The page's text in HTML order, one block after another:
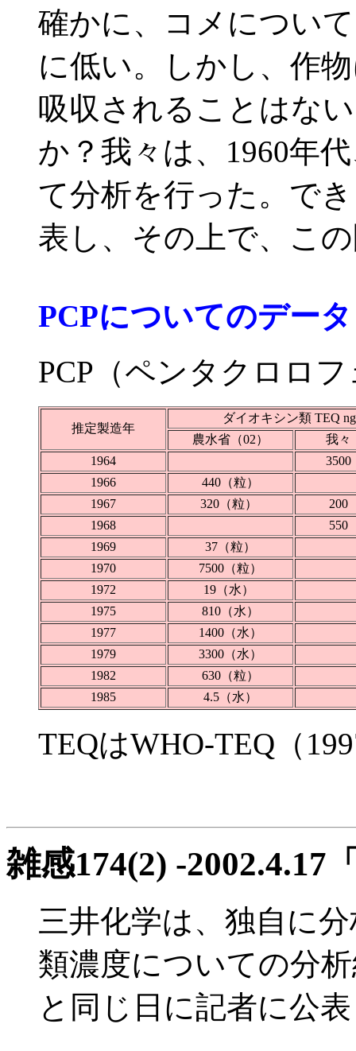
確かに、コメについ
に低い。しかし、作
吸収されることはな
か？我々は、1960年
て分析を行った。で
表し、その上で、こ
PCPについてのデー
PCP（ペンタクロロ
推定製造年
ダイオキシン類 TEQ
農水省（02）
我々
1964
3500
1966
440（粒）
1967
320（粒）
200
1968
550
1969
37（粒）
1970
7500（粒）
1972
19（水）
1975
810（水）
1977
1400（水）
1979
3300（水）
1982
630（粒）
1985
4.5（水）
TEQはWHO-TEQ（
雑感174(2) -2002.4.17
三井化学は、独自に
類濃度についての分
と同じ日に記者に公